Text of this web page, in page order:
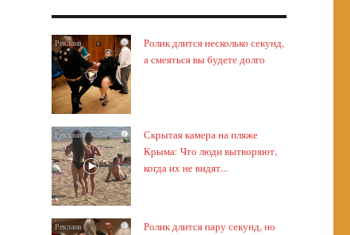
i
Ролик длится несколько секунд,
а смеяться вы будете долго
i
Скрытая камера на пляже
Крыма: Что люди вытворяют,
когда их не видят...
i
Ролик длится пару секунд, но